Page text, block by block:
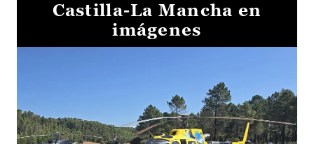
Castilla-La Mancha en
imágenes